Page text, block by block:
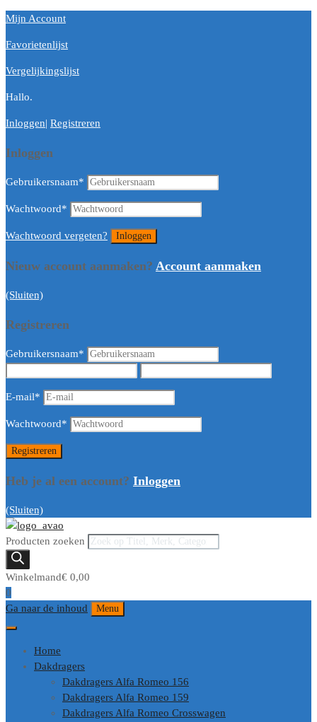
Mijn Account
Favorietenlijst
Vergelijkingslijst
Hallo.
Inloggen| Registreren
Inloggen
Gebruikersnaam*
Wachtwoord*
Wachtwoord vergeten?
Nieuw account aanmaken? Account aanmaken
(Sluiten)
Registreren
Gebruikersnaam*
E-mail*
Wachtwoord*
Heb je al een account? Inloggen
(Sluiten)
Producten zoeken
Winkelmand€ 0,00
0
Ga naar de inhoud
Menu
Home
Dakdragers
Dakdragers Alfa Romeo 156
Dakdragers Alfa Romeo 159
Dakdragers Alfa Romeo Crosswagen